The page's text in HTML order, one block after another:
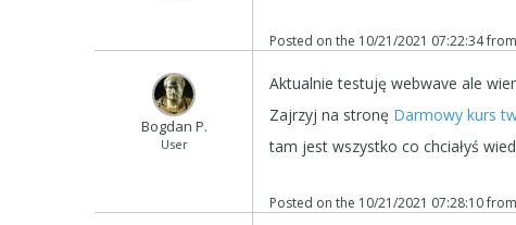
Posted on the 10/21/2021 07:22:34
Bogdan P.
User
Aktualnie testuję webwave ale
Zajrzyj na stronę Darmowy kurs
tam jest wszystko co chciałyś
Posted on the 10/21/2021 07:28:10from